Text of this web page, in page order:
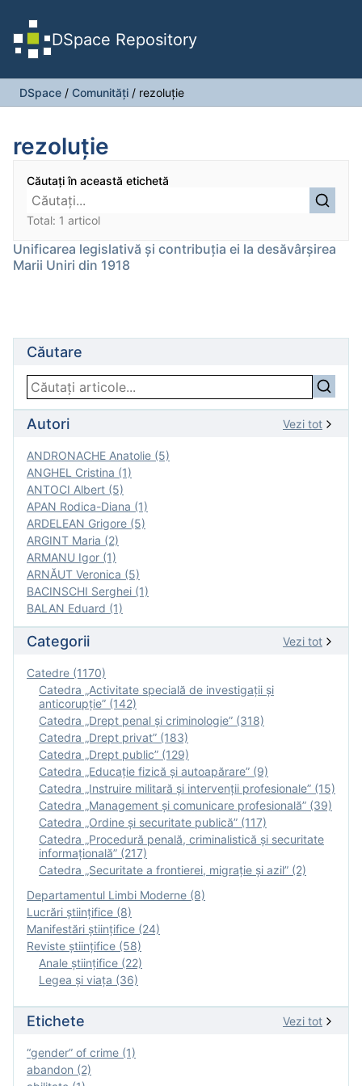
DSpace Repository
DSpace / Comunități / rezoluție
rezoluție
Căutați în această etichetă
Total: 1 articol
Unificarea legislativă și contribuția ei la desăvârșirea
Marii Uniri din 1918
Căutare
Autori Vezi tot
ANDRONACHE Anatolie (5)
ANGHEL Cristina (1)
ANTOCI Albert (5)
APAN Rodica-Diana (1)
ARDELEAN Grigore (5)
ARGINT Maria (2)
ARMANU Igor (1)
ARNĂUT Veronica (5)
BACINSCHI Serghei (1)
BALAN Eduard (1)
Categorii Vezi tot
Catedre (1170)
Catedra „Activitate specială de investigaţii şi
anticorupție” (142)
Catedra „Drept penal și criminologie” (318)
Catedra „Drept privat” (183)
Catedra „Drept public” (129)
Catedra „Educație fizică şi autoapărare” (9)
Catedra „Instruire militară şi intervenţii profesionale” (15)
Catedra „Management și comunicare profesională” (39)
Catedra „Ordine și securitate publică” (117)
Catedra „Procedură penală, criminalistică și securitate
informațională” (217)
Catedra „Securitate a frontierei, migrație și azil” (2)
Departamentul Limbi Moderne (8)
Lucrări științifice (8)
Manifestări ştiinţifice (24)
Reviste ştiinţifice (58)
Anale ştiinţifice (22)
Legea şi viaţa (36)
Etichete Vezi tot
“gender” of crime (1)
abandon (2)